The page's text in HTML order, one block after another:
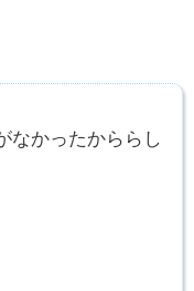
なかったかららし